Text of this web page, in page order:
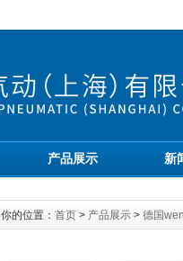
产品展示 新
你的位置： 首页 > 产品展示 > 德国